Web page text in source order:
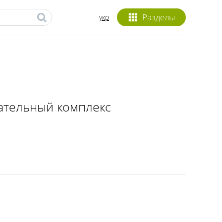
Разделы
укр
комплекс